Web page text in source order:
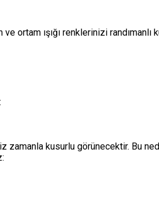
ortam ışığı renklerinizi randımanlı
kusurlu görünecektir. Bu